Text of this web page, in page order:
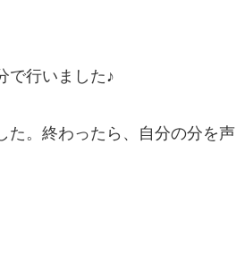
で行いました♪
た。終わったら、自分の分を声